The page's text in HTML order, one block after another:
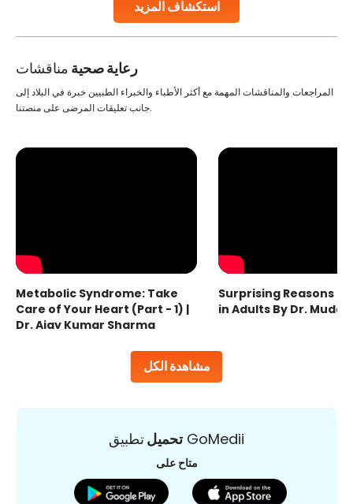
استكشاف المزيد
رعاية صحية مناقشات
مشاهدة الكل
المراجعات والمناقشات المهمة مع أكثر الأطباء والخبراء الطبيين خبرة في البلاد إلى
جانب تعليقات المرضى على منصتنا.
Metabolic Syndrome: Take
Care of Your Heart (Part - 1) |
Dr. Ajay Kumar Sharma
Surprising Reasons
in Adults By Dr.
تحميلتطبيق GoMedii
متاح على